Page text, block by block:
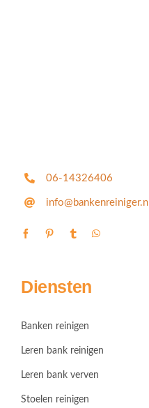
06-14326406
info@bankenreiniger.nl
Diensten
Banken reinigen
Leren bank reinigen
Leren bank verven
Stoelen reinigen